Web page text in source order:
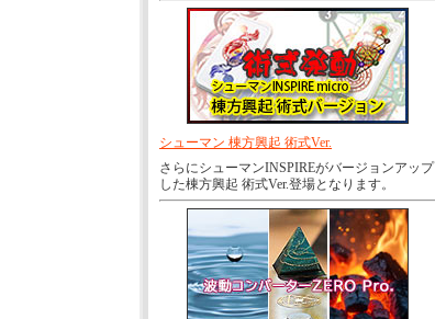
シューマン 棟方興起 術式Ver.
さらにシューマンINSPIREがバージョンアップ
した棟方興起 術式Ver.登場となります。